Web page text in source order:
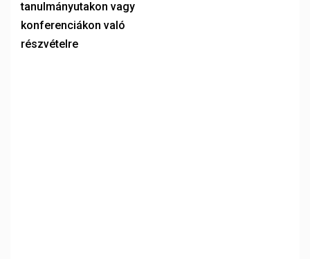
tanulmányutakon vagy
konferenciákon való
részvételre